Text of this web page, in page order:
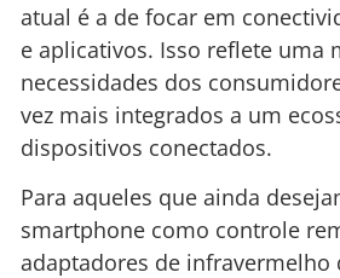
atual é a de focar em
e aplicativos. Isso reflete uma
necessidades dos
vez mais integrados a um
dispositivos conectados.
Para aqueles que ainda
smartphone como controle
adaptadores de infravermelho